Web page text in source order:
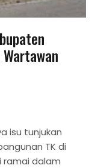
isu tunjukan
TK di
ramai dalam